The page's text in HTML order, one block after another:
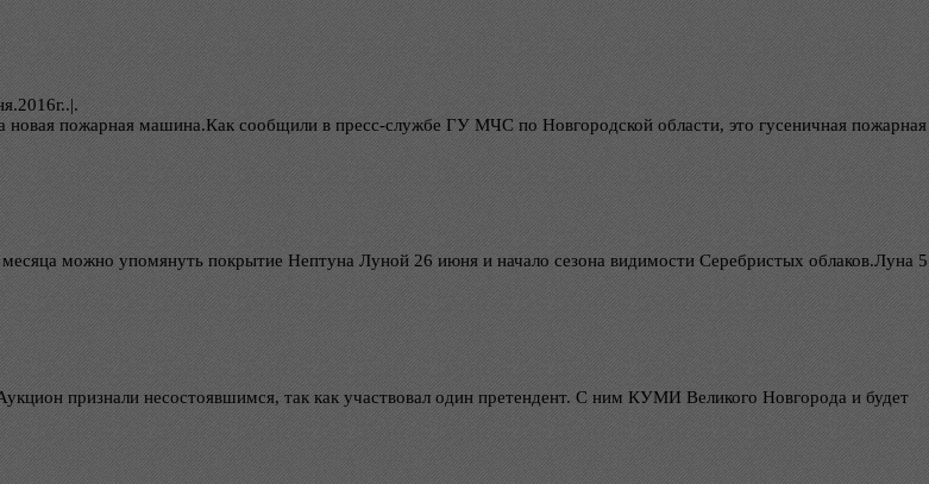
пожарная машина.Как сообщили в пресс-службе ГУ МЧС по Новгородской области, это гусеничная пожарная
можно упомянуть покрытие Нептуна Луной 26 июня и начало сезона видимости Серебристых облаков.Луна 5
признали несостоявшимся, так как участвовал один претендент. С ним КУМИ Великого Новгорода и будет